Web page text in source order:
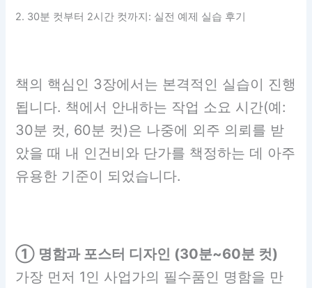
2. 30분 컷부터 2시간 컷까지: 실전 예제 실습 후기
책의 핵심인 3장에서는 본격적인 실습이 진행
됩니다. 책에서 안내하는 작업 소요 시간(예:
30분 컷, 60분 컷)은 나중에 외주 의뢰를 받
았을 때 내 인건비와 단가를 책정하는 데 아주
유용한 기준이 되었습니다.
① 명함과 포스터 디자인 (30분~60분 컷)
가장 먼저 1인 사업가의 필수품인 명함을 만